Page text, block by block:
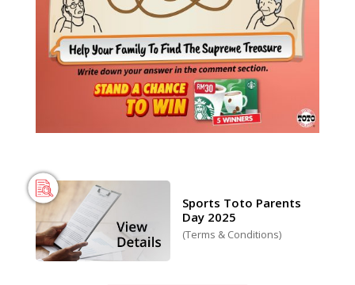
Sports Toto Parents
Day 2025
(Terms & Conditions)